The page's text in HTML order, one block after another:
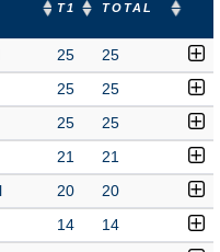
T1 TOTAL
25 25
25 25
25 25
21 21
20 20
14 14